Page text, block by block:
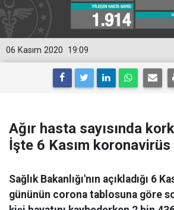
19:09
06 Kasım 2020
Ağır hasta sayısında
İşte 6 Kasım
Sağlık Bakanlığı'nın açıkladığı 6
gününün corona tablosuna göre